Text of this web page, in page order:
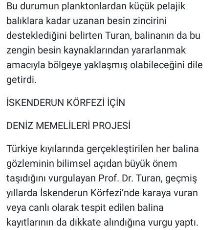
Bu durumun planktonlardan küçük pelajik
balıklara kadar uzanan besin zincirini
desteklediğini belirten Turan, balinanın da bu
zengin besin kaynaklarından yararlanmak
amacıyla bölgeye yaklaşmış olabileceğini dile
getirdi.
İSKENDERUN KÖRFEZİ İÇİN
DENİZ MEMELİLERİ PROJESİ
Türkiye kıyılarında gerçekleştirilen her balina
gözleminin bilimsel açıdan büyük önem
taşıdığını vurgulayan Prof. Dr. Turan, geçmiş
yıllarda İskenderun Körfezi’nde karaya vuran
veya canlı olarak tespit edilen balina
kayıtlarının da dikkate alındığına vurgu yaptı.